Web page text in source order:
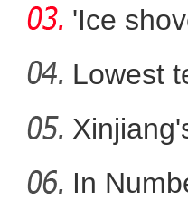
新疆
'Ice
Lowest
In